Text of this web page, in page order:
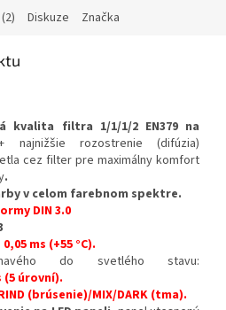
Diskuze Značka
kvalita filtra 1/1/1/2 EN379 na
najnižšie rozostrenie (difúzia)
cez filter pre maximálny komfort
.
v celom farebnom spektre.
DIN 3.0
0,05 ms (+55 °C).
do svetlého stavu:
(5 úrovní).
(brúsenie)/MIX/DARK (tma).